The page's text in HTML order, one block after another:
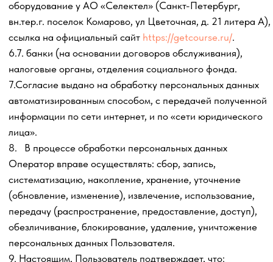
Далее Пользователю необходимо заполненный бланк
настоящего Согласия направить по электронной почте
Оператора, указанной в п. 20 настоящего Согласия.
17. Срок обработки персональных данных:
- достижение целей обработки персональных данных;
- истечение срока действия Согласия или отзыв Согласия
субъектом персональных данных;
- прекращение деятельности Оператора.
18. Пользователь может в любой момент отозвать свое
согласие на обработку персональных данных, направив
Оператору уведомление посредством электронной почты
на электронный адрес Оператора, указанный в разделе
20 настоящего Согласия, с пометкой «Отзыв согласия на
обработку персональных данных».
19. В случае отзыва субъектом персональных данных
согласия на обработку персональных данных или
истечения срока действия согласия, направления
субъектом персональных данных требования о
прекращении обработки персональных данных.
20. Сведения об Операторе